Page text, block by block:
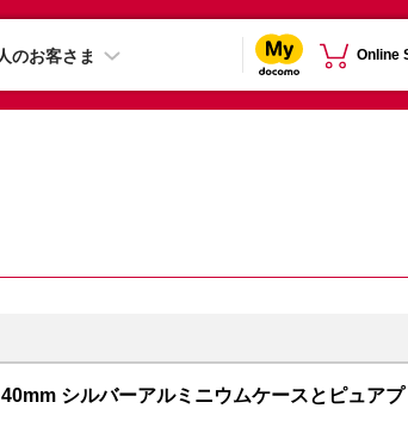
のお客さま Online
シルバーアルミニウムケースとピュアプ